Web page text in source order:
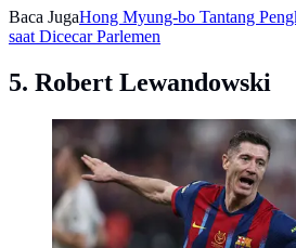
Baca JugaHong Myung-bo Tantang
saat Dicecar Parlemen
5. Robert Lewandowski